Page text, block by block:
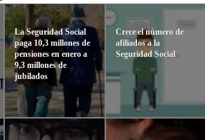
La Seguridad Social
paga 10,3 millones de
pensiones en enero a
9,3 millones de
jubilados
Crece el número de
afiliados a la
Seguridad Social